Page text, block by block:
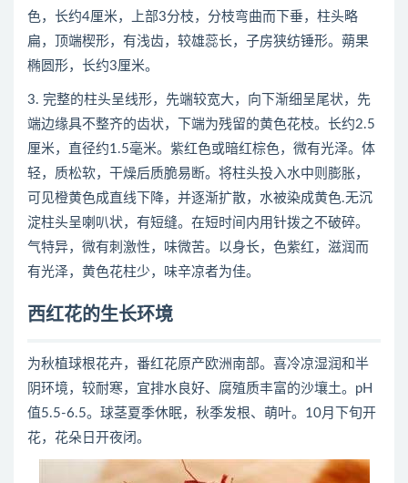
色，长约4厘米，上部3分枝，分枝弯曲而下垂，柱头略
扁，顶端楔形，有浅齿，较雄蕊长，子房狭纺锤形。蒴果
椭圆形，长约3厘米。
3. 完整的柱头呈线形，先端较宽大，向下渐细呈尾状，先
端边缘具不整齐的齿状，下端为残留的黄色花枝。长约2.5
厘米，直径约1.5毫米。紫红色或暗红棕色，微有光泽。体
轻，质松软，干燥后质脆易断。将柱头投入水中则膨胀，
可见橙黄色成直线下降，并逐渐扩散，水被染成黄色.无沉
淀柱头呈喇叭状，有短缝。在短时间内用针拨之不破碎。
气特异，微有刺激性，味微苦。以身长，色紫红，滋润而
有光泽，黄色花柱少，味辛凉者为佳。
西红花的生长环境
为秋植球根花卉，番红花原产欧洲南部。喜冷凉湿润和半
阴环境，较耐寒，宜排水良好、腐殖质丰富的沙壤土。pH
值5.5-6.5。球茎夏季休眠，秋季发根、萌叶。10月下旬开
花，花朵日开夜闭。